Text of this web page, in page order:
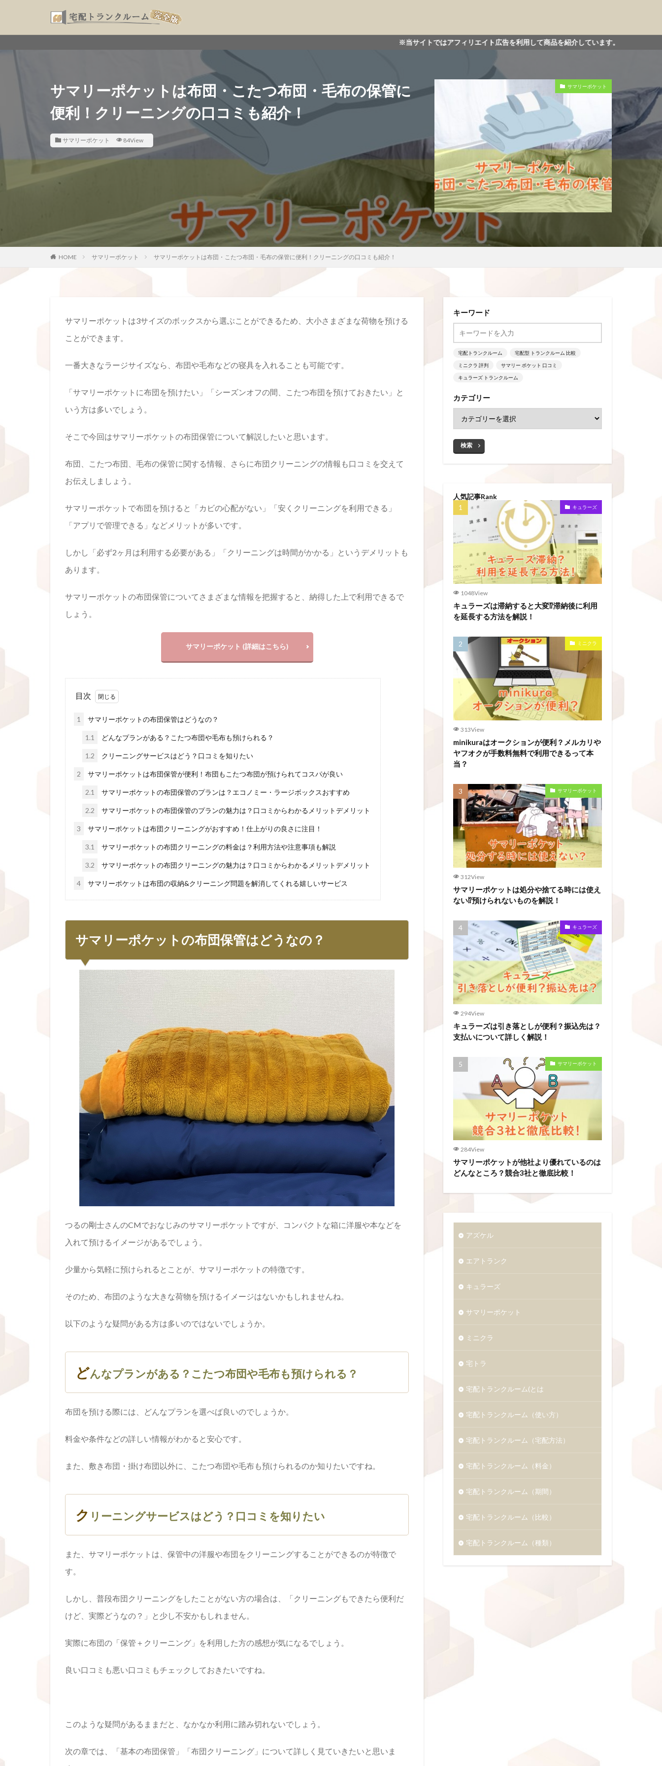
※当サイトではアフィリエイト広告を利用して商品を紹介しています。
サマリーポケットは布団・こたつ布団・毛布の保管に
便利！クリーニングの口コミも紹介！
サマリーポケット 84View
サマリーポケット
HOME サマリーポケット サマリーポケットは布団・こたつ布団・毛布の保管に便利！クリーニングの口コミも紹介！
サマリーポケットは3サイズのボックスから選ぶことができるため、大小さまざまな荷物を預ける
ことができます。
一番大きなラージサイズなら、布団や毛布などの寝具を入れることも可能です。
「サマリーポケットに布団を預けたい」「シーズンオフの間、こたつ布団を預けておきたい」と
いう方は多いでしょう。
そこで今回はサマリーポケットの布団保管について解説したいと思います。
布団、こたつ布団、毛布の保管に関する情報、さらに布団クリーニングの情報も口コミを交えて
お伝えしましょう。
サマリーポケットで布団を預けると「カビの心配がない」「安くクリーニングを利用できる」
「アプリで管理できる」などメリットが多いです。
しかし「必ず2ヶ月は利用する必要がある」「クリーニングは時間がかかる」というデメリットも
あります。
サマリーポケットの布団保管についてさまざまな情報を把握すると、納得した上で利用できるで
しょう。
サマリーポケット (詳細はこちら)
目次
1 サマリーポケットの布団保管はどうなの？
1.1 どんなプランがある？こたつ布団や毛布も預けられる？
1.2 クリーニングサービスはどう？口コミを知りたい
2 サマリーポケットは布団保管が便利！布団もこたつ布団が預けられてコスパが良い
2.1 サマリーポケットの布団保管のプランは？エコノミー・ラージボックスおすすめ
2.2 サマリーポケットの布団保管のプランの魅力は？口コミからわかるメリットデメリット
3 サマリーポケットは布団クリーニングがおすすめ！仕上がりの良さに注目！
3.1 サマリーポケットの布団クリーニングの料金は？利用方法や注意事項も解説
3.2 サマリーポケットの布団クリーニングの魅力は？口コミからわかるメリットデメリット
4 サマリーポケットは布団の収納&クリーニング問題を解消してくれる嬉しいサービス
サマリーポケットの布団保管はどうなの？
つるの剛士さんのCMでおなじみのサマリーポケットですが、コンパクトな箱に洋服や本などを
入れて預けるイメージがあるでしょう。
少量から気軽に預けられるとことが、サマリーポケットの特徴です。
そのため、布団のような大きな荷物を預けるイメージはないかもしれませんね。
以下のような疑問がある方は多いのではないでしょうか。
どんなプランがある？こたつ布団や毛布も預けられる？
布団を預ける際には、どんなプランを選べば良いのでしょうか。
料金や条件などの詳しい情報がわかると安心です。
また、敷き布団・掛け布団以外に、こたつ布団や毛布も預けられるのか知りたいですね。
ク リーニングサービスはどう？口コミを知りたい
また、サマリーポケットは、保管中の洋服や布団をクリーニングすることができるのが特徴で
す。
しかし、普段布団クリーニングをしたことがない方の場合は、「クリーニングもできたら便利だ
けど、実際どうなの？」と少し不安かもしれません。
実際に布団の「保管＋クリーニング」を利用した方の感想が気になるでしょう。
良い口コミも悪い口コミもチェックしておきたいですね。
このような疑問があるままだと、なかなか利用に踏み切れないでしょう。
次の章では、「基本の布団保管」「布団クリーニング」について詳しく見ていきたいと思いま
キーワード
宅配トランクルーム 宅配型 トランクルーム 比較
ミニクラ 評判 サマリー ポケット 口コミ
キュラーズ トランクルーム
カテゴリー
検索
人気記事Rank
キュラーズ
1048View
キュラーズは滞納すると大変⁉滞納後に利用
を延長する方法を解説！
ミニクラ
313View
minikuraはオークションが便利？メルカリや
ヤフオクが手数料無料で利用できるって本
当？
サマリーポケット
312View
サマリーポケットは処分や捨てる時には使え
ない⁉預けられないものを解説！
キュラーズ
294View
キュラーズは引き落としが便利？振込先は？
支払いについて詳しく解説！
サマリーポケット
284View
サマリーポケットが他社より優れているのは
どんなところ？競合3社と徹底比較！
アズケル
エアトランク
キュラーズ
サマリーポケット
ミニクラ
宅トラ
宅配トランクルーム(とは
宅配トランクルーム（使い方）
宅配トランクルーム（宅配方法）
宅配トランクルーム（料金）
宅配トランクルーム（期間）
宅配トランクルーム（比較）
宅配トランクルーム（種類）